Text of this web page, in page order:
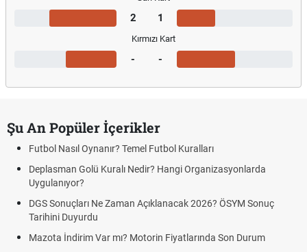
2 1
Kırmızı Kart
- -
Şu An Popüler İçerikler
Futbol Nasıl Oynanır? Temel Futbol Kuralları
Deplasman Golü Kuralı Nedir? Hangi Organizasyonlarda
Uygulanıyor?
DGS Sonuçları Ne Zaman Açıklanacak 2026? ÖSYM Sonuç
Tarihini Duyurdu
Mazota İndirim Var mı? Motorin Fiyatlarında Son Durum